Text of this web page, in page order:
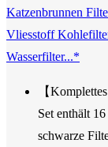
Katzenbrunnen
Vliesstoff
Wasserfilter...*
【
Set enthält
schwarze